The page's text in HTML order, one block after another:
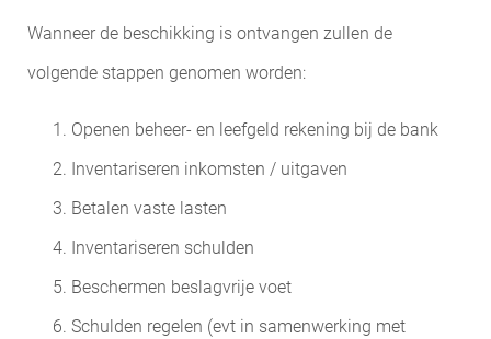
Wanneer de beschikking is ontvangen zullen de
volgende stappen genomen worden:
Openen beheer- en leefgeld rekening bij de bank
Inventariseren inkomsten / uitgaven
Betalen vaste lasten
Inventariseren schulden
Beschermen beslagvrije voet
Schulden regelen (evt in samenwerking met